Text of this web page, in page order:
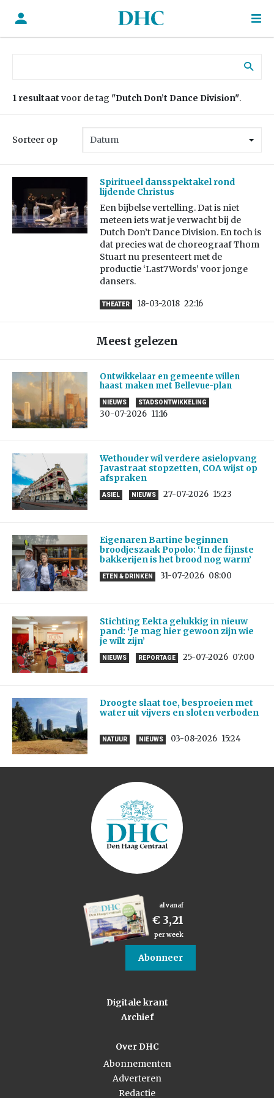
1 resultaat voor de tag "Dutch Don’t Dance Division".
Sorteer op
Spiritueel dansspektakel rond
lijdende Christus
Een bijbelse vertelling. Dat is niet
meteen iets wat je verwacht bij de
Dutch Don’t Dance Division. En toch is
dat precies wat de choreograaf Thom
Stuart nu presenteert met de
productie ‘Last7Words’ voor jonge
dansers.
THEATER 18-03-2018 22:16
Meest gelezen
Ontwikkelaar en gemeente willen
haast maken met Bellevue-plan
NIEUWS STADSONTWIKKELING
30-07-2026 11:16
Wethouder wil verdere asielopvang
Javastraat stopzetten, COA wijst op
afspraken
ASIEL NIEUWS 27-07-2026 15:23
Eigenaren Bartine beginnen
broodjeszaak Popolo: ‘In de fijnste
bakkerijen is het brood nog warm’
ETEN & DRINKEN 31-07-2026 08:00
Stichting Eekta gelukkig in nieuw
pand: ‘Je mag hier gewoon zijn wie
je wilt zijn’
NIEUWS REPORTAGE 25-07-2026 07:00
Droogte slaat toe, besproeien met
water uit vijvers en sloten verboden
NATUUR NIEUWS 03-08-2026 15:24
al vanaf
€ 3,21
per week
Abonneer
Digitale krant
Archief
Over DHC
Abonnementen
Adverteren
Redactie